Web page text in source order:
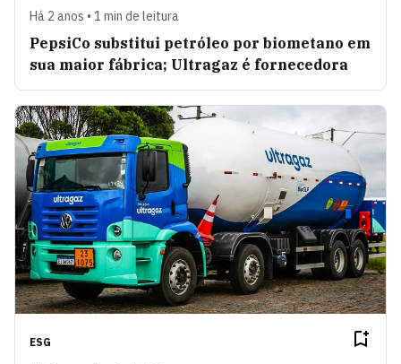
Há 2 anos • 1 min de leitura
PepsiCo substitui petróleo por biometano em
sua maior fábrica; Ultragaz é fornecedora
ESG